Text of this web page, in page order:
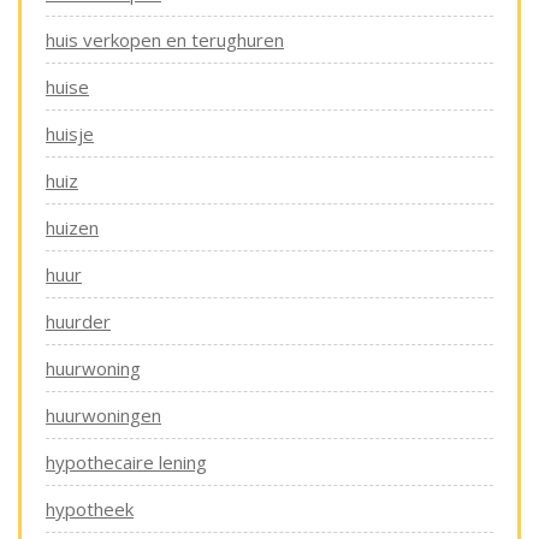
huis verkopen en terughuren
huise
huisje
huiz
huizen
huur
huurder
huurwoning
huurwoningen
hypothecaire lening
hypotheek